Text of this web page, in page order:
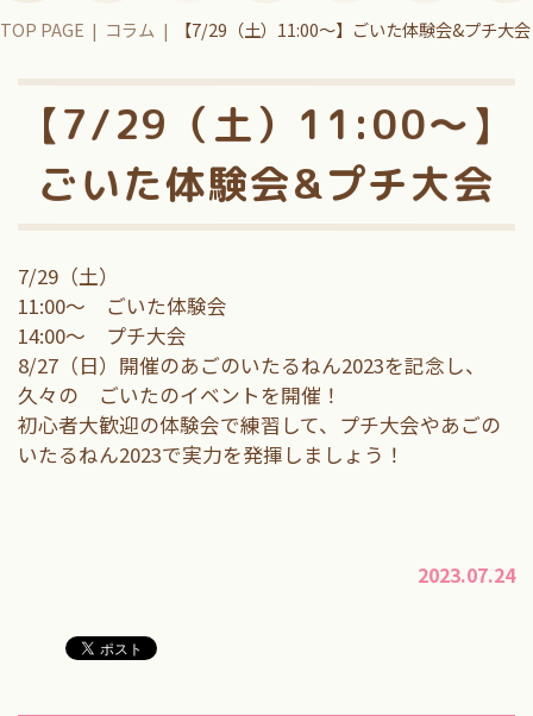
TOP PAGE コラム 【7/29（土）11:00～】ごいた体験会&プチ大会
【7/29（土）11:00～】
ごいた体験会&プチ大会
7/29（土）
11:00～ ごいた体験会
14:00～ プチ大会
8/27（日）開催のあごのいたるねん2023を記念し、
久々の ごいたのイベントを開催！
初心者大歓迎の体験会で練習して、プチ大会やあごの
いたるねん2023で実力を発揮しましょう！
2023.07.24